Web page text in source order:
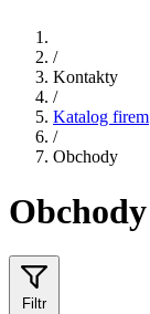
/
Kontakty
/
Katalog firem
/
Obchody
Obchody
Filtr